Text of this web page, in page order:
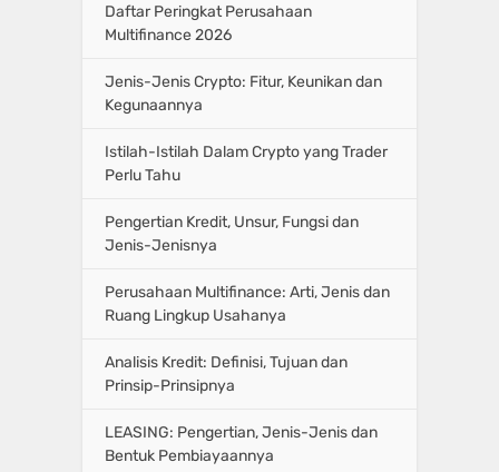
Daftar Peringkat Perusahaan
Multifinance 2026
Jenis-Jenis Crypto: Fitur, Keunikan dan
Kegunaannya
Istilah-Istilah Dalam Crypto yang Trader
Perlu Tahu
Pengertian Kredit, Unsur, Fungsi dan
Jenis-Jenisnya
Perusahaan Multifinance: Arti, Jenis dan
Ruang Lingkup Usahanya
Analisis Kredit: Definisi, Tujuan dan
Prinsip-Prinsipnya
LEASING: Pengertian, Jenis-Jenis dan
Bentuk Pembiayaannya